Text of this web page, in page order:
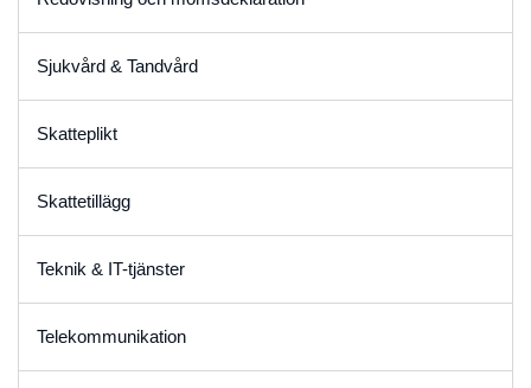
Sjukvård & Tandvård
Skatteplikt
Skattetillägg
Teknik & IT-tjänster
Telekommunikation